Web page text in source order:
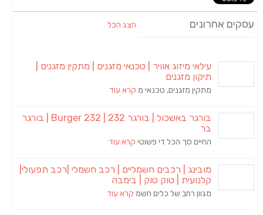
עסקים אחרונים הצג הכל
עילאי מיזוג אוויר | טכנאי מזגנים | מתקין מזגנים |
תיקון מזגנים
מתקין מזגנים, טכנאי מ קרא עוד
בורגר באשכול | בורגר 232 | Burger 232 | בורגר
בר
החיים סך הכל די פשוטי קרא עוד
מובינג | רכבים חשמליים | רכב חשמלי |רכב תפעולי|
קלנועית | טוק טוק | בימבה
מגוון רחב של כלים חשמ קרא עוד